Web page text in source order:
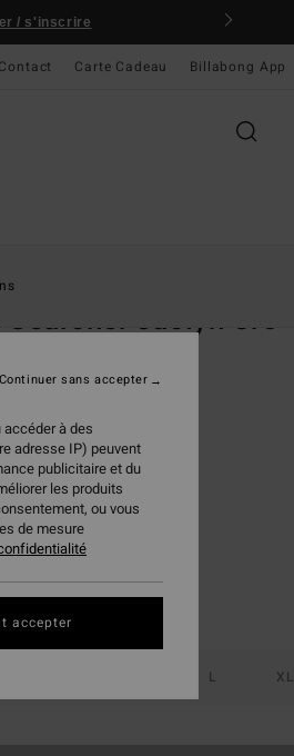
/ s'inscrire
Carte Cadeau Billabong App
Searcher Jaclyn Cro
(1 Avis)
€
Cowhide
L XL
à des
adresse IP) peuvent
publicitaire et du
les produits
ou vous
de mesure
Continuer sans accepter
accepter